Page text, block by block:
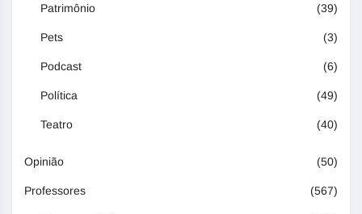
Patrimônio (39)
Pets (3)
Podcast (6)
Política (49)
Teatro (40)
Opinião (50)
Professores (567)